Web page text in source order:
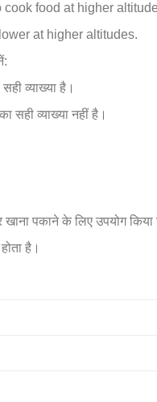
cook food at higher
at higher altitudes.
व्याख्या है।
सही व्याख्या नहीं है।
पकाने के लिए उपयोग किया
है।